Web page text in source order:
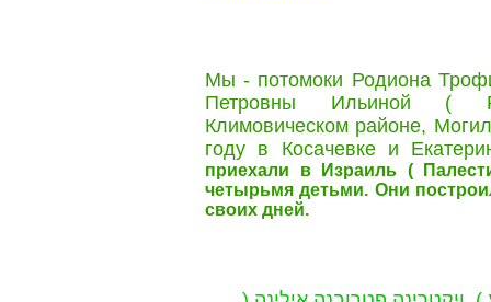
Мы - потомоки Родиона
Петровны Ильиной (
Климовическом районе,
году в Косачевке и
приехали в Израиль (
четырьмя детьми. Они
своих дней.